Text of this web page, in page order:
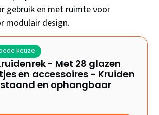
gebruik en met ruimte voor
modulair design.
keuze
- Met 28 glazen
en accessoires - Kruiden
en ophangbaar